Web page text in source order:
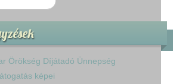
Örökség Díjátadó Ünnepség
képei